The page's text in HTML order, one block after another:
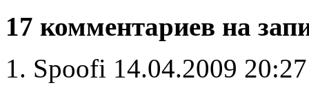
17 комментариев на
Spoofi 14.04.2009